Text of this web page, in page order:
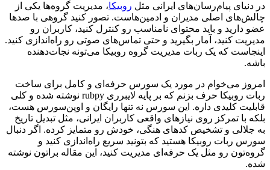
در دنیای پیام‌رسان‌های ایرانی مثل روبیکا، مدیریت گروه‌ها یکی از
چالش‌های اصلی مدیران و ادمین‌هاست. تصور کنید گروهی با صدها
عضو دارید و باید محتوای نامناسب رو کنترل کنید، کاربران رو
مدیریت کنید، آمار بگیرید و حتی تماس‌های صوتی رو راه‌اندازی کنید.
اینجاست که یک ربات مدیریت گروه روبیکا می‌تونه نجات‌دهنده
باشه.
امروز می‌خوام در مورد یک سورس حرفه‌ای و کامل برای ساخت
ربات روبیکا حرف بزنم که بر پایه لایبرری rubpy نوشته شده و کلی
قابلیت کلیدی داره. این سورس نه تنها رایگان و اوپن‌سورس هست،
بلکه با تمرکز روی نیازهای واقعی کاربران ایرانی، مثل تبدیل تاریخ
به جلالی و تشخیص کدهای هنگی، خودش رو متمایز کرده. اگر دنبال
سورس ربات روبیکا هستید که بتونید سریع راه‌اندازی کنید و
گروه‌تون رو مثل یک حرفه‌ای مدیریت کنید، این مقاله براتون نوشته
شده.